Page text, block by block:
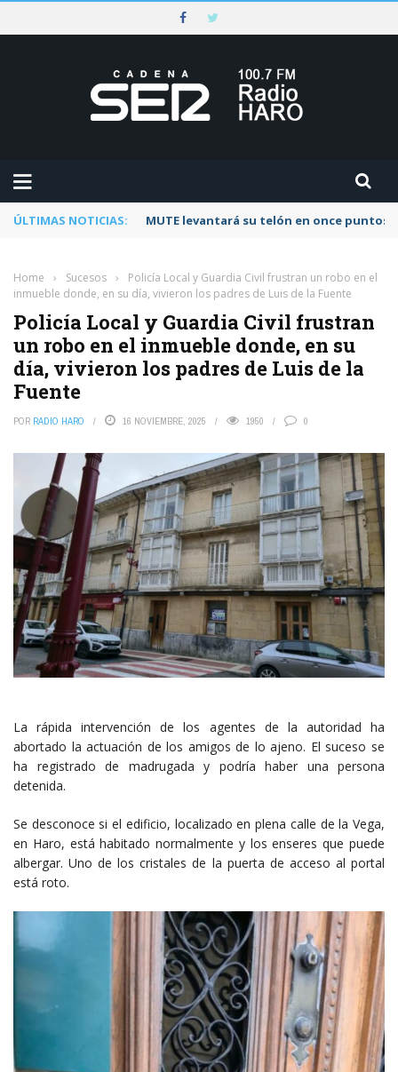
ÚLTIMAS NOTICIAS: Rescatado un ciclista accidentado en un
Home › Sucesos ›
Policía Local y Guardia Civil frustran un robo en el
inmueble donde, en su día, vivieron los padres de Luis de la Fuente
Policía Local y Guardia Civil frustran
un robo en el inmueble donde, en su
día, vivieron los padres de Luis de la
Fuente
POR RADIO HARO 16 NOVIEMBRE, 2025 1950 0
La rápida intervención de los agentes de la autoridad ha
abortado la actuación de los amigos de lo ajeno. El suceso se
ha registrado de madrugada y podría haber una persona
detenida.
Se desconoce si el edificio, localizado en plena calle de la Vega,
en Haro, está habitado normalmente y los enseres que puede
albergar. Uno de los cristales de la puerta de acceso al portal
está roto.